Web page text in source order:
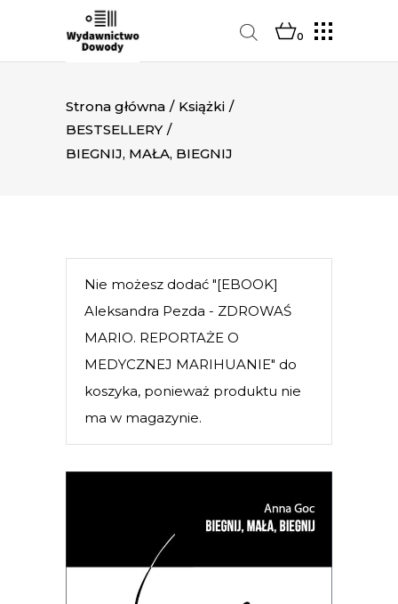
0
Strona główna / Książki /
BESTSELLERY /
BIEGNIJ, MAŁA, BIEGNIJ
Nie możesz dodać "[EBOOK]
Aleksandra Pezda - ZDROWAŚ
MARIO. REPORTAŻE O
MEDYCZNEJ MARIHUANIE" do
koszyka, ponieważ produktu nie
ma w magazynie.